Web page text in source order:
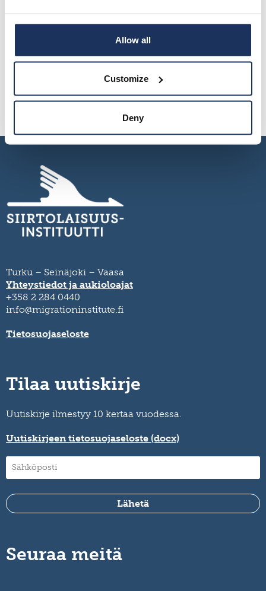
Allow all
Customize
Deny
(Tampereen yliopisto)
Turku – Seinäjoki – Vaasa
Yhteystiedot ja aukioloajat
+358 2 284 0440
info@migrationinstitute.fi
Tietosuojaseloste
Tilaa uutiskirje
Uutiskirje ilmestyy 10 kertaa vuodessa.
Uutiskirjeen tietosuojaseloste (docx)
Seuraa meitä